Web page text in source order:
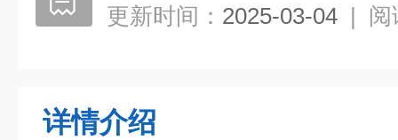
更新时间： 2025-03-04 | 阅
详情介绍